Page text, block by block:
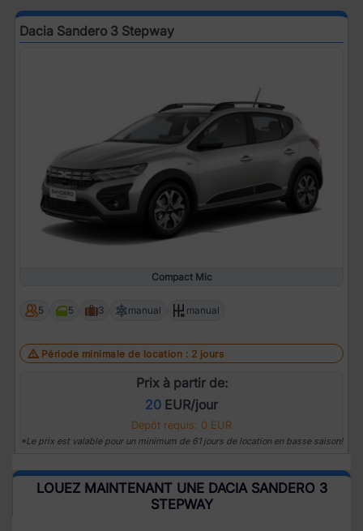
Dacia Sandero 3 Stepway
Compact Mic
5 5 3 manual manual
Période minimale de location : 2 jours
Prix à partir de:
20 EUR/jour
Dépôt requis: 0 EUR
*Le prix est valable pour un minimum de 61 jours de location en basse saison!
LOUEZ MAINTENANT UNE DACIA SANDERO 3
STEPWAY